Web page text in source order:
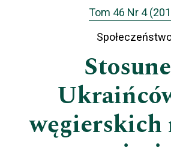
Tom 46 Nr 4
węgierskich